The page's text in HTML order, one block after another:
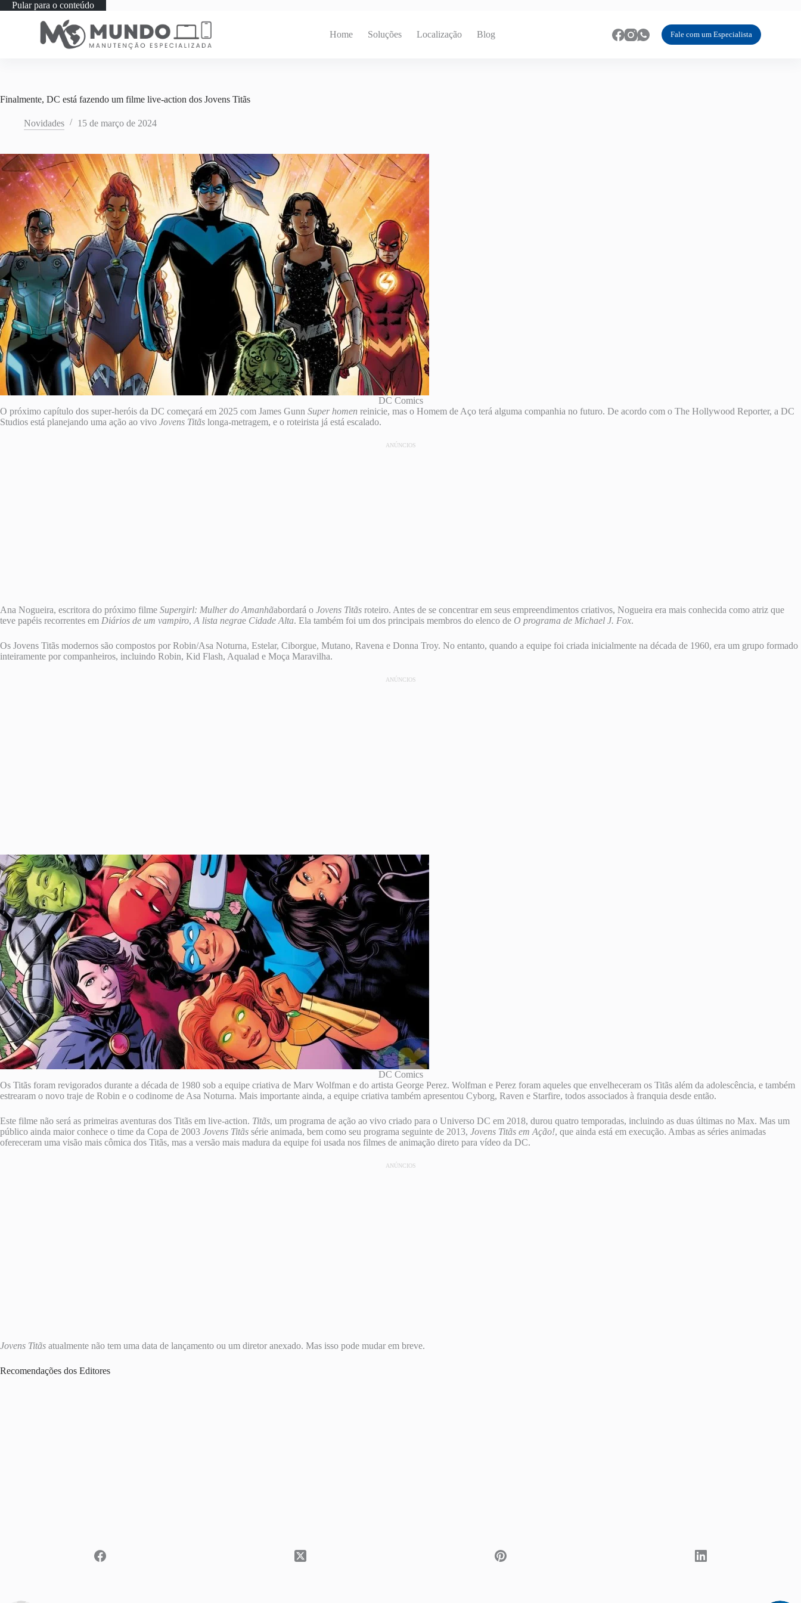
Pular para o conteúdo
Home Soluções Localização Blog Fale com um Especialista
Finalmente, DC está fazendo um filme live-action dos Jovens Titãs
Novidades 15 de março de 2024
DC Comics
O próximo capítulo dos super-heróis da DC começará em 2025 com James Gunn Super homen reinicie, mas o Homem de Aço terá alguma companhia no futuro. De acordo com o The Hollywood Reporter, a DC
Studios está planejando uma ação ao vivo Jovens Titãs longa-metragem, e o roteirista já está escalado.
ANÚNCIOS
Ana Nogueira, escritora do próximo filme Supergirl: Mulher do Amanhãabordará o Jovens Titãs roteiro. Antes de se concentrar em seus empreendimentos criativos, Nogueira era mais conhecida como atriz que
teve papéis recorrentes em Diários de um vampiro, A lista negrae Cidade Alta. Ela também foi um dos principais membros do elenco de O programa de Michael J. Fox.
Os Jovens Titãs modernos são compostos por Robin/Asa Noturna, Estelar, Ciborgue, Mutano, Ravena e Donna Troy. No entanto, quando a equipe foi criada inicialmente na década de 1960, era um grupo formado
inteiramente por companheiros, incluindo Robin, Kid Flash, Aqualad e Moça Maravilha.
ANÚNCIOS
DC Comics
Os Titãs foram revigorados durante a década de 1980 sob a equipe criativa de Marv Wolfman e do artista George Perez. Wolfman e Perez foram aqueles que envelheceram os Titãs além da adolescência, e também
estrearam o novo traje de Robin e o codinome de Asa Noturna. Mais importante ainda, a equipe criativa também apresentou Cyborg, Raven e Starfire, todos associados à franquia desde então.
Este filme não será as primeiras aventuras dos Titãs em live-action. Titãs, um programa de ação ao vivo criado para o Universo DC em 2018, durou quatro temporadas, incluindo as duas últimas no Max. Mas um
público ainda maior conhece o time da Copa de 2003 Jovens Titãs série animada, bem como seu programa seguinte de 2013, Jovens Titãs em Ação!, que ainda está em execução. Ambas as séries animadas
ofereceram uma visão mais cômica dos Titãs, mas a versão mais madura da equipe foi usada nos filmes de animação direto para vídeo da DC.
ANÚNCIOS
Jovens Titãs atualmente não tem uma data de lançamento ou um diretor anexado. Mas isso pode mudar em breve.
Recomendações dos Editores